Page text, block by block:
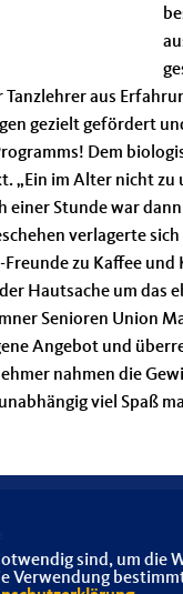
Tanzlehrer aus
gezielt gefördert
Dem
„Ein im Alter nicht zu
einer Stunde war
verlagerte
zu Kaffee und
Hautsache um das
Senioren Union
Angebot und
nahmen die
viel Spaß
sind, um
Verwendung